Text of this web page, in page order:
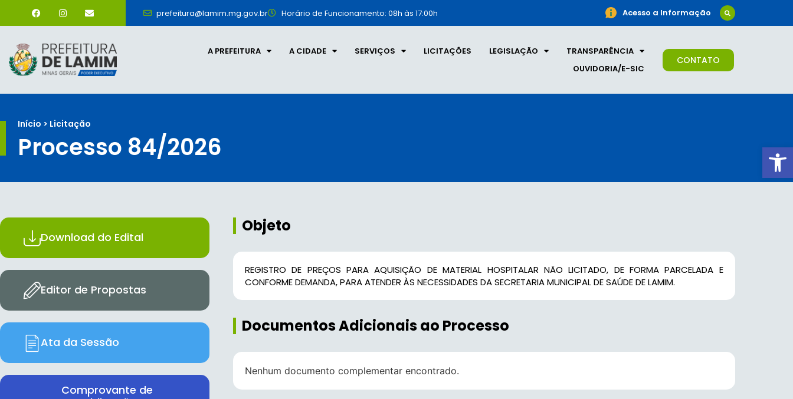
prefeitura@lamim.mg.gov.br Horário de Funcionamento: 08h às 17:00h Acesso a Informação
A PREFEITURA A CIDADE SERVIÇOS LICITAÇÕES LEGISLAÇÃO
TRANSPARÊNCIA
OUVIDORIA/E-SIC
CONTATO
Início > Licitação
Processo 84/2026
Download do Edital
Editor de Propostas
Ata da Sessão
Comprovante de
Objeto
REGISTRO DE PREÇOS PARA AQUISIÇÃO DE MATERIAL HOSPITALAR NÃO LICITADO, DE FORMA PARCELADA E
CONFORME DEMANDA, PARA ATENDER ÀS NECESSIDADES DA SECRETARIA MUNICIPAL DE SAÚDE DE LAMIM.
Documentos Adicionais ao Processo
Nenhum documento complementar encontrado.